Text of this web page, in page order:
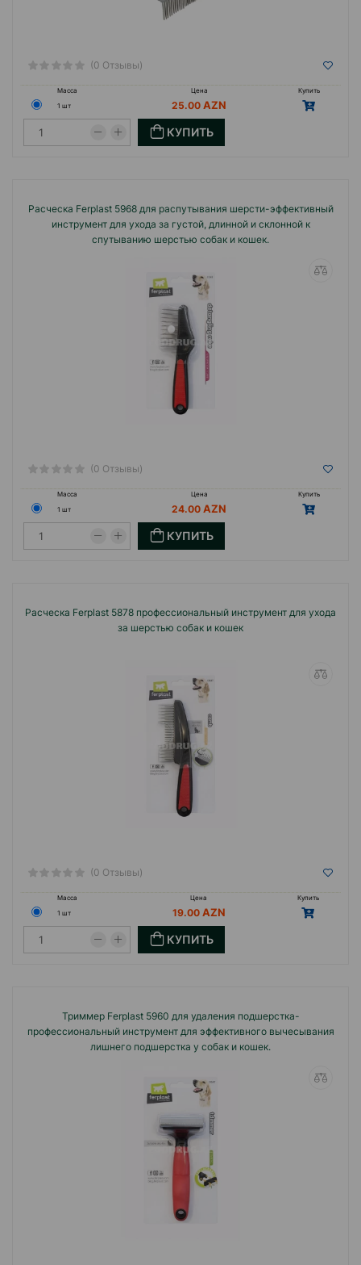
(0 Отзывы)
Масса Цена
Купить
1 шт
25.00
КУПИТЬ
Расческа Ferplast 5968 для распутывания шерсти-эффективный
инструмент для ухода за густой, длинной и склонной к
спутыванию шерстью собак и кошек.
(0 Отзывы)
Масса Цена
Купить
1 шт
24.00
КУПИТЬ
Расческа Ferplast 5878 профессиональный инструмент для ухода
за шерстью собак и кошек
(0 Отзывы)
Масса Цена
Купить
1 шт
19.00
КУПИТЬ
Триммер Ferplast 5960 для удаления подшерстка-
профессиональный инструмент для эффективного вычесывания
лишнего подшерстка у собак и кошек.